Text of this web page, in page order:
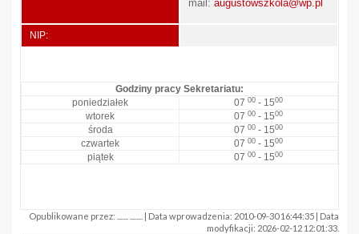
mail: augustowszkola@wp.pl
NIP:
Godziny pracy Sekretariatu:
poniedziałek
07 00 - 1500
wtorek 07 00 - 1500
środa 07 00 - 1500
czwartek 07 00 - 1500
piątek 07 00 - 1500
Opublikowane przez: ....... ........ | Data wprowadzenia: 2010-09-30 16:44:35 | Data
modyfikacji: 2026-02-12 12:01:33.